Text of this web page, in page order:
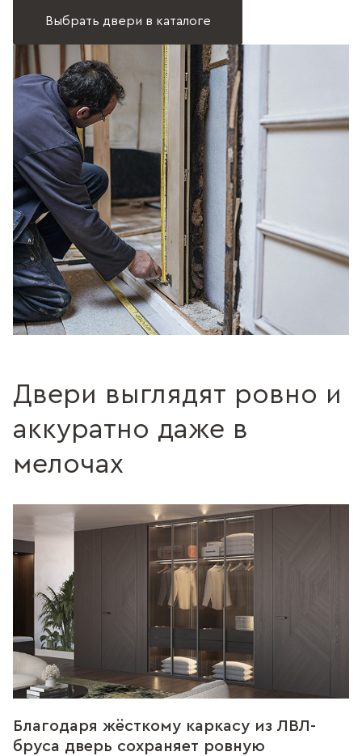
Выбрать двери в каталоге
Двери выглядят ровно и
аккуратно даже в
мелочах
Благодаря жёсткому каркасу из ЛВЛ-
бруса дверь сохраняет ровную